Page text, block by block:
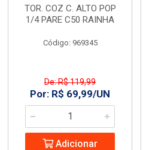
TOR. COZ C. ALTO POP
1/4 PARE C50 RAINHA
Código: 969345
De: R$ 119,99
Por: R$ 69,99/UN
Adicionar